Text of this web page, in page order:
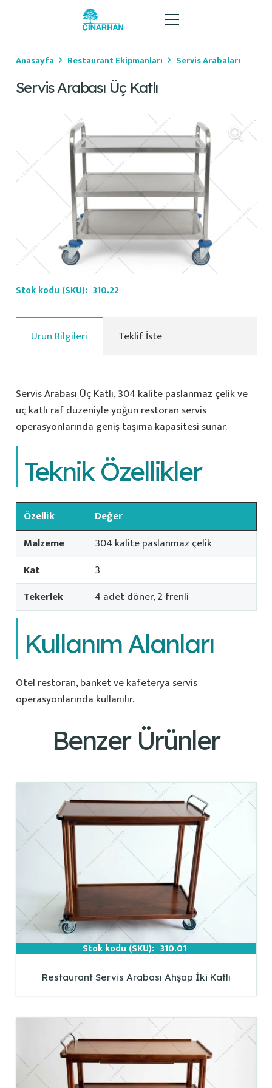
Anasayfa Restaurant Ekipmanları Servis Arabaları
Servis Arabası Üç Katlı
Stok kodu (SKU): 310.22
Ürün Bilgileri Teklif İste
Servis Arabası Üç Katlı, 304 kalite paslanmaz çelik ve
üç katlı raf düzeniyle yoğun restoran servis
operasyonlarında geniş taşıma kapasitesi sunar.
Teknik Özellikler
Özellik
Değer
Malzeme
304 kalite paslanmaz çelik
Kat
3
Tekerlek
4 adet döner, 2 frenli
Kullanım Alanları
Otel restoran, banket ve kafeterya servis
operasyonlarında kullanılır.
Benzer Ürünler
Stok kodu (SKU): 310.01
Restaurant Servis Arabası Ahşap İki Katlı